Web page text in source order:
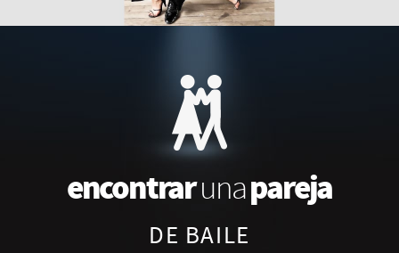
encontrarunapareja
DE BAILE